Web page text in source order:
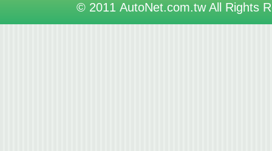
© 2011 AutoNet.com.tw All Rights